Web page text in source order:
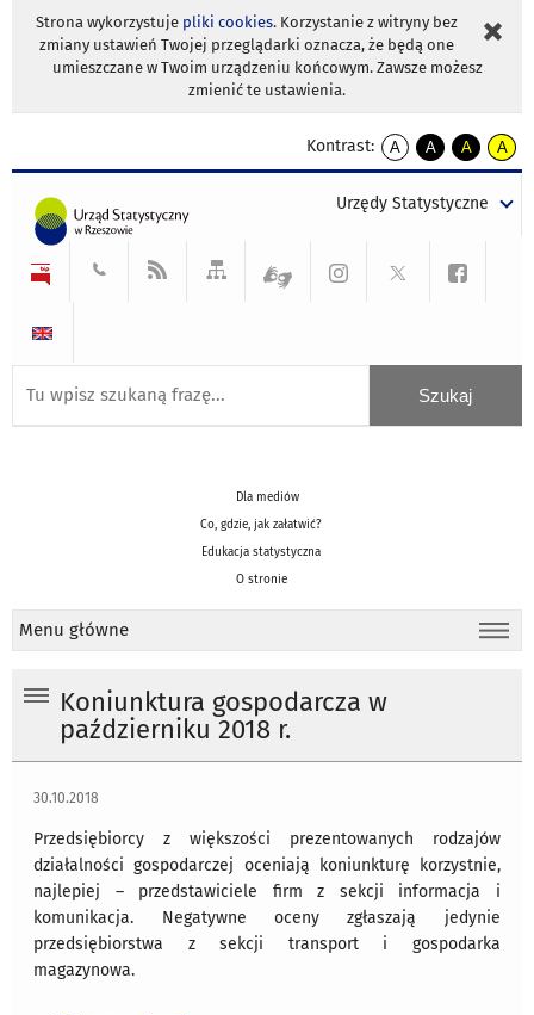
Strona wykorzystuje pliki cookies. Korzystanie z witryny bez
zmiany ustawień Twojej przeglądarki oznacza, że będą one
umieszczane w Twoim urządzeniu końcowym. Zawsze możesz
zmienić te ustawienia.
Kontrast:
A
kontrast
A
kontrast
tekst
czarnym
A
kontrast
tekst
czarnym
A
tekst
żółtym
Urzędy Statystyczne
Dla mediów
Co, gdzie, jak załatwić?
Edukacja statystyczna
O stronie
Menu główne
Koniunktura gospodarcza w
październiku 2018 r.
30.10.2018
Przedsiębiorcy z większości prezentowanych rodzajów
działalności gospodarczej oceniają koniunkturę korzystnie,
najlepiej – przedstawiciele firm z sekcji informacja i
komunikacja. Negatywne oceny zgłaszają jedynie
przedsiębiorstwa z sekcji transport i gospodarka
magazynowa.